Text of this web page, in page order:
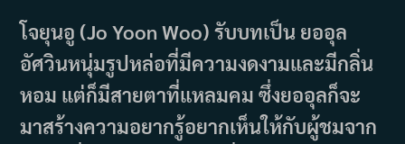
โจยุนอู (Jo Yoon Woo) รับบทเป็น ยออุล
อัศวินหนุ่มรูปหล่อที่มีความงดงามและมีกลิ่น
หอม แต่ก็มีสายตาที่แหลมคม ซึ่งยออุลก็จะ
มาสร้างความอยากรู้อยากเห็นให้กับผู้ชมจาก